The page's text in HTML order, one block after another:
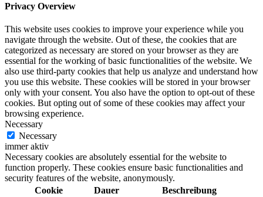
Privacy Overview
This website uses cookies to improve your experience while you
navigate through the website. Out of these, the cookies that are
categorized as necessary are stored on your browser as they are
essential for the working of basic functionalities of the website. We
also use third-party cookies that help us analyze and understand how
you use this website. These cookies will be stored in your browser
only with your consent. You also have the option to opt-out of these
cookies. But opting out of some of these cookies may affect your
browsing experience.
Necessary
Necessary
immer aktiv
Necessary cookies are absolutely essential for the website to
function properly. These cookies ensure basic functionalities and
security features of the website, anonymously.
Cookie
Dauer Beschreibung